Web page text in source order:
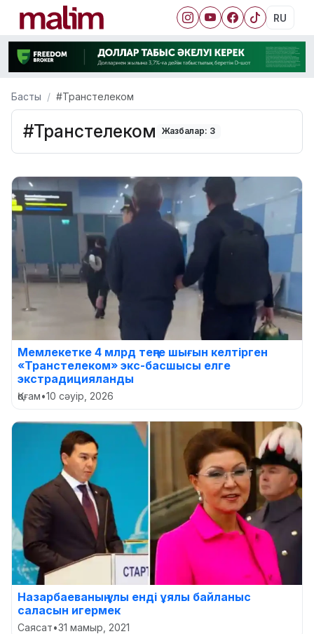
RU
Басты #Транстелеком
#Транстелеком Жазбалар: 3
Мемлекетке 4 млрд теңге шығын келтірген
«Транстелеком» экс-басшысы елге
экстрадицияланды
Қоғам•10 сәуір, 2026
Назарбаеваның ұлы енді ұялы байланыс
саласын игермек
Саясат•31 мамыр, 2021